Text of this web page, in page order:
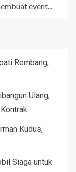
event...
Rembang,
Ulang,
Kudus,
Siaga untuk